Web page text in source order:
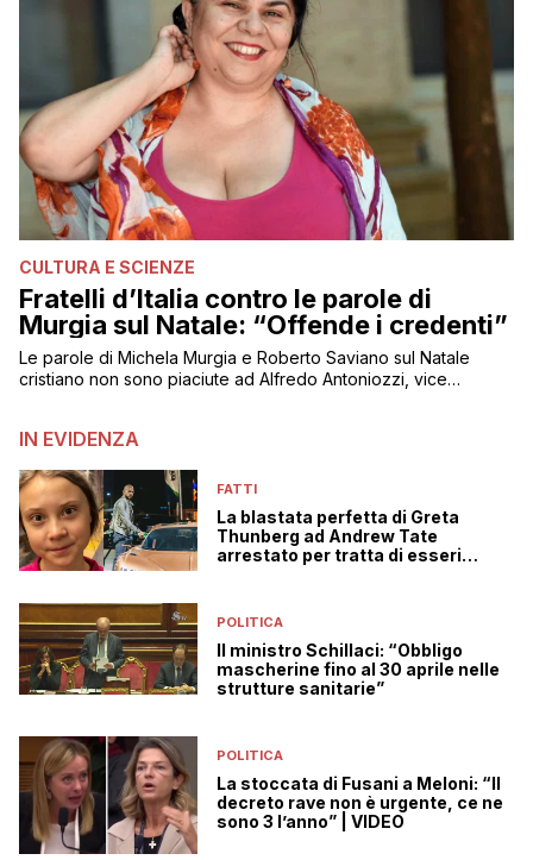
CULTURA E SCIENZE
Fratelli d’Italia contro le parole di
Murgia sul Natale: “Offende i credenti”
Le parole di Michela Murgia e Roberto Saviano sul Natale
cristiano non sono piaciute ad Alfredo Antoniozzi, vice
IN EVIDENZA
FATTI
La blastata perfetta di Greta
Thunberg ad Andrew Tate
arrestato per tratta di esseri
POLITICA
Il ministro Schillaci: “Obbligo
mascherine fino al 30 aprile nelle
strutture sanitarie”
POLITICA
La stoccata di Fusani a Meloni: “Il
decreto rave non è urgente, ce ne
sono 3 l’anno” | VIDEO